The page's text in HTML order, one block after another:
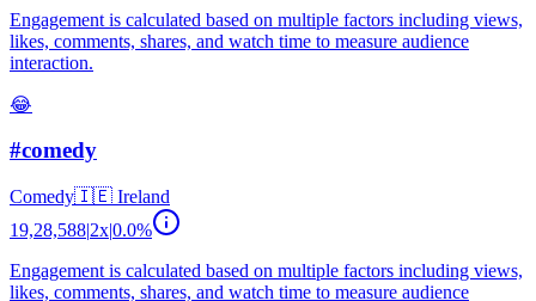
Engagement is calculated based on multiple factors including views,
likes, comments, shares, and watch time to measure audience
interaction.
😂
#comedy
Comedy🇮🇪 Ireland
19,28,588|2x|0.0%
Engagement is calculated based on multiple factors including views,
likes, comments, shares, and watch time to measure audience